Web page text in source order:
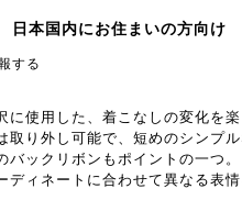
日本国内にお住まいの方向け
する
に使用した、着こなしの変化を楽
取り外し可能で、短めのシンプ
バックリボンもポイントの一つ。
ディネートに合わせて異なる表